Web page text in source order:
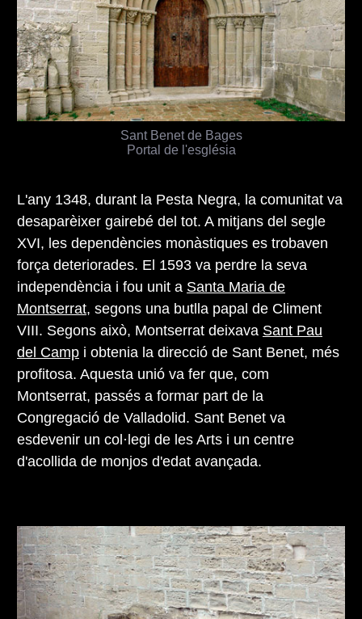
Sant Benet de Bages
Portal de l'església
L'any 1348, durant la Pesta Negra, la comunitat va
desaparèixer gairebé del tot. A mitjans del segle
XVI, les dependències monàstiques es trobaven
força deteriorades. El 1593 va perdre la seva
independència i fou unit a Santa Maria de
Montserrat, segons una butlla papal de Climent
VIII. Segons això, Montserrat deixava Sant Pau
del Camp i obtenia la direcció de Sant Benet, més
profitosa. Aquesta unió va fer que, com
Montserrat, passés a formar part de la
Congregació de Valladolid. Sant Benet va
esdevenir un col·legi de les Arts i un centre
d'acollida de monjos d'edat avançada.